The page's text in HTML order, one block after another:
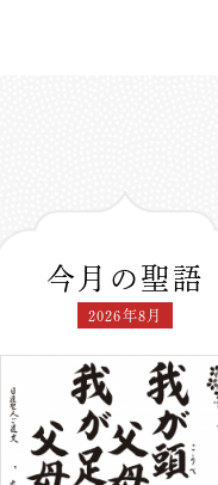
今月の聖語
2026年8月